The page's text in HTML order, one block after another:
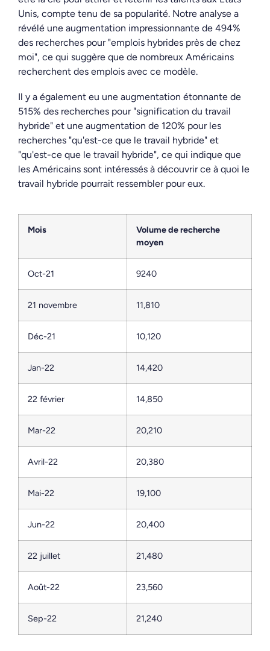
Unis, compte tenu de sa popularité. Notre analyse a
révélé une augmentation impressionnante de 494%
des recherches pour "emplois hybrides près de chez
moi", ce qui suggère que de nombreux Américains
recherchent des emplois avec ce modèle.
Il y a également eu une augmentation étonnante de
515% des recherches pour "signification du travail
hybride" et une augmentation de 120% pour les
recherches "qu'est-ce que le travail hybride" et
"qu'est-ce que le travail hybride", ce qui indique que
les Américains sont intéressés à découvrir ce à quoi le
travail hybride pourrait ressembler pour eux.
Mois
Volume de recherche
moyen
Oct-21 9240
21 novembre 11,810
Déc-21 10,120
Jan-22 14,420
22 février 14,850
Mar-22 20,210
Avril-22 20,380
Mai-22 19,100
Jun-22 20,400
22 juillet 21,480
Août-22 23,560
Sep-22 21,240